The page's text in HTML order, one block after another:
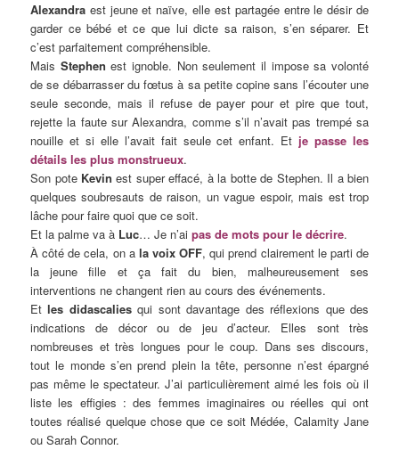
Alexandra est jeune et naïve, elle est partagée entre le désir de
garder ce bébé et ce que lui dicte sa raison, s’en séparer. Et
c’est parfaitement compréhensible.
Mais Stephen est ignoble. Non seulement il impose sa volonté
de se débarrasser du fœtus à sa petite copine sans l’écouter une
seule seconde, mais il refuse de payer pour et pire que tout,
rejette la faute sur Alexandra, comme s’il n’avait pas trempé sa
nouille et si elle l’avait fait seule cet enfant. Et je passe les
détails les plus monstrueux.
Son pote Kevin est super effacé, à la botte de Stephen. Il a bien
quelques soubresauts de raison, un vague espoir, mais est trop
lâche pour faire quoi que ce soit.
Et la palme va à Luc… Je n’ai pas de mots pour le décrire.
À côté de cela, on a la voix OFF, qui prend clairement le parti de
la jeune fille et ça fait du bien, malheureusement ses
interventions ne changent rien au cours des événements.
Et les didascaliesqui sont davantage des réflexions que des
indications de décor ou de jeu d’acteur. Elles sont très
nombreuses et très longues pour le coup. Dans ses discours,
tout le monde s’en prend plein la tête, personne n’est épargné
pas même le spectateur. J’ai particulièrement aimé les fois où il
liste les effigies : des femmes imaginaires ou réelles qui ont
toutes réalisé quelque chose que ce soit Médée, Calamity Jane
ou Sarah Connor.